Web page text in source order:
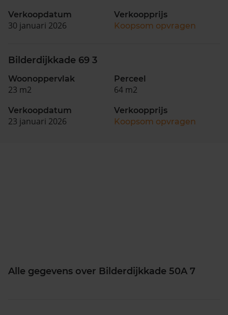
Verkoopdatum
30 januari 2026
Verkoopprijs
Koopsom opvragen
Bilderdijkkade 69 3
Woonoppervlak
23 m2
Perceel
64 m2
Verkoopdatum
23 januari 2026
Verkoopprijs
Koopsom opvragen
Alle gegevens over Bilderdijkkade 50A 7